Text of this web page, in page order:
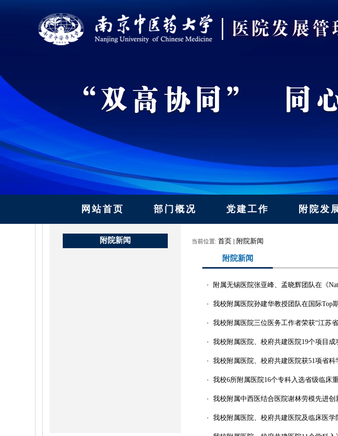
网站首页 部门概况 党建工作 附院发
附院新闻 当前位置: 首页 附院新闻
附院新闻
・ 附属无锡医院张亚峰、孟晓辉团队在《
・ 我校附属医院孙建华教授团队在国际Top
・ 我校附属医院三位医务工作者荣获“江苏
・ 我校附属医院、校府共建医院19个项目
・ 我校附属医院、校府共建医院获51项省
・ 我校6所附属医院16个专科入选省级临床
・ 我校附属中西医结合医院谢林劳模先进
・ 我校附属医院、校府共建医院及临床医学